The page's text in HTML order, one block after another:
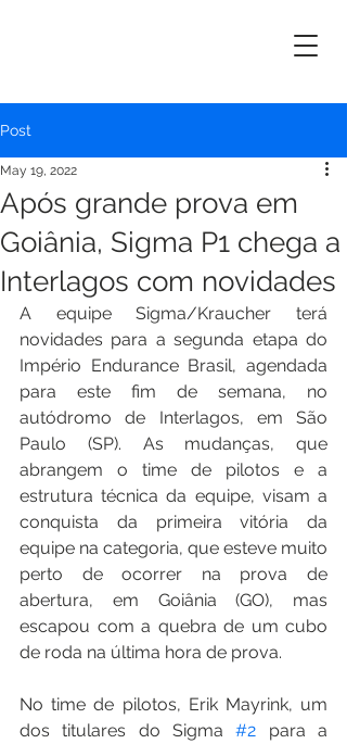
Post
Após grande prova em
Goiânia, Sigma P1 chega a
Interlagos com novidades
May 19, 2022
A equipe Sigma/Kraucher terá
novidades para a segunda etapa do
Império Endurance Brasil, agendada
para este fim de semana, no
autódromo de Interlagos, em São
Paulo (SP). As mudanças, que
abrangem o time de pilotos e a
estrutura técnica da equipe, visam a
conquista da primeira vitória da
equipe na categoria, que esteve muito
perto de ocorrer na prova de
abertura, em Goiânia (GO), mas
escapou com a quebra de um cubo
de roda na última hora de prova.
No time de pilotos, Erik Mayrink, um
dos titulares do Sigma #2 para a